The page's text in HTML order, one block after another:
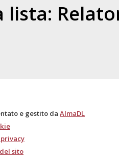
lista:
e gestito da AlmaDL
sito